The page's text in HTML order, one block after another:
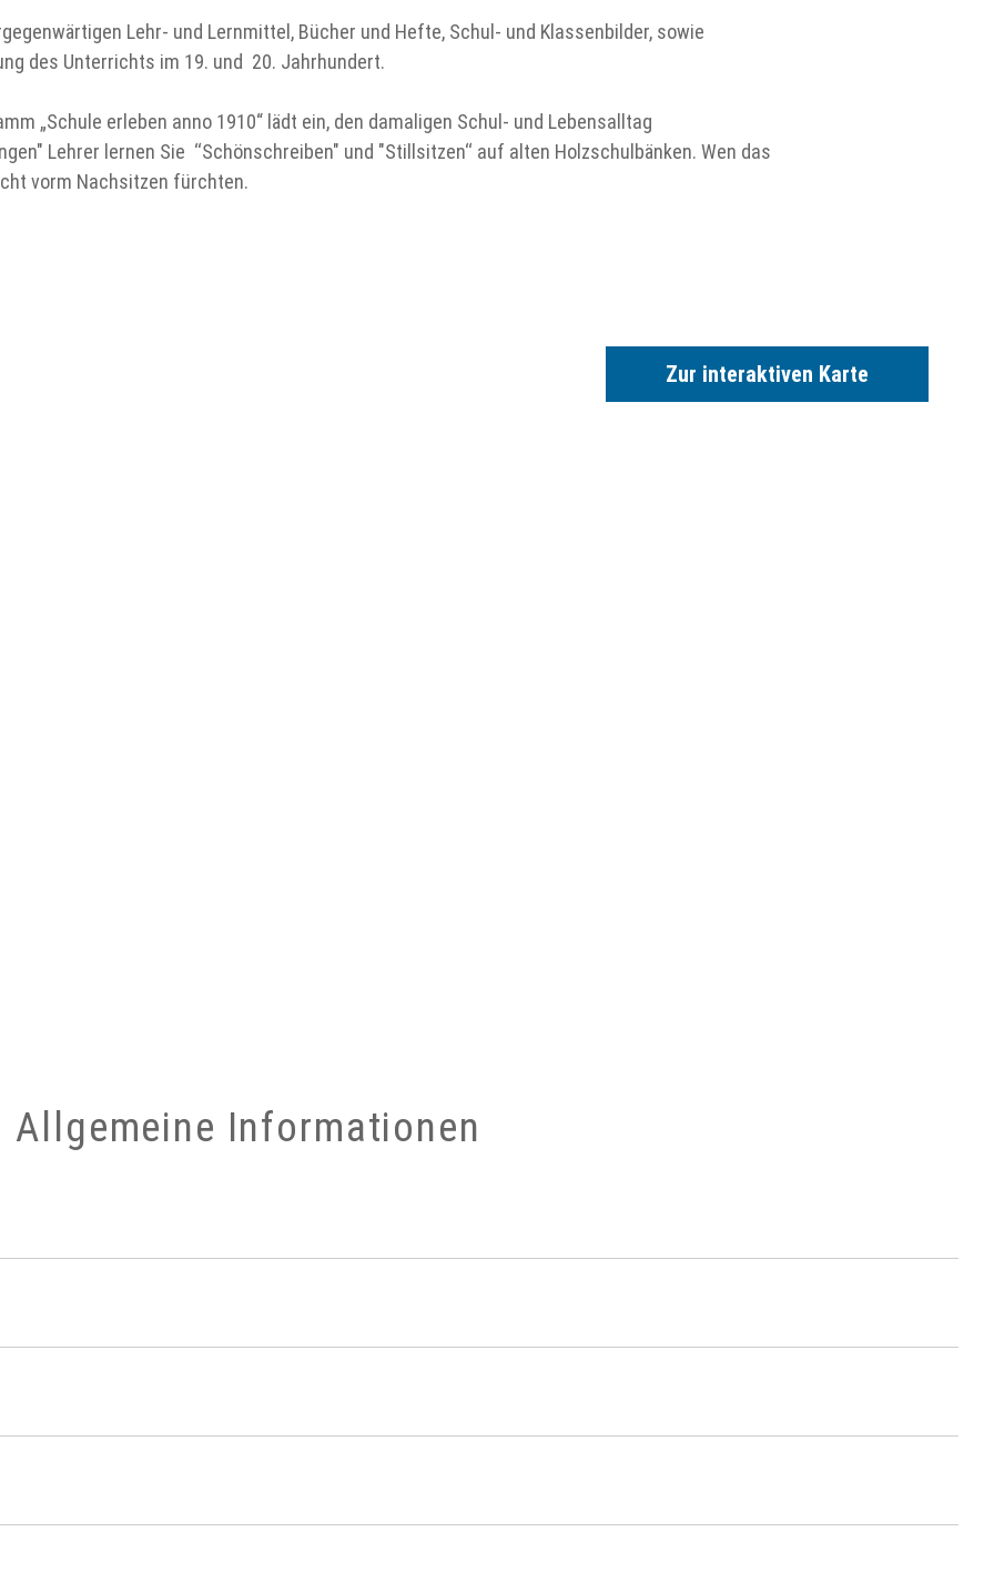
Lehr- und Lernmittel, Bücher und Hefte, Schul- und Klassenbilder, sowie
des Unterrichts im 19. und 20. Jahrhundert.
„Schule erleben anno 1910“ lädt ein, den damaligen Schul- und Lebensalltag
Lehrer lernen Sie ‘‘Schönschreiben" und "Stillsitzen‘‘ auf alten Holzschulbänken. Wen das
vorm Nachsitzen fürchten.
Zur interaktiven Karte
Allgemeine Informationen